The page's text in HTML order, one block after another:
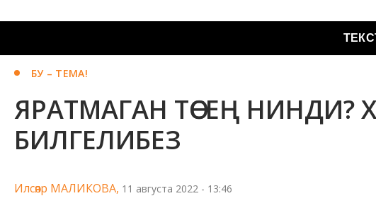
БУ – ТЕМА!
ЯРАТМАГАН ТӨСЕҢ
БИЛГЕЛИБЕЗ
Илсөяр МАЛИКОВА, 11 августа 2022 - 13:46